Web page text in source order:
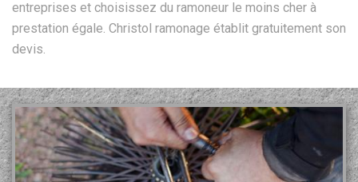
entreprises et choisissez du ramoneur le moins cher à
prestation égale. Christol ramonage établit gratuitement son
devis.